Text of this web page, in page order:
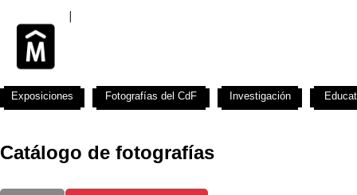
Catálogo de fotografías
Exposiciones Fotografías del CdF Investigación